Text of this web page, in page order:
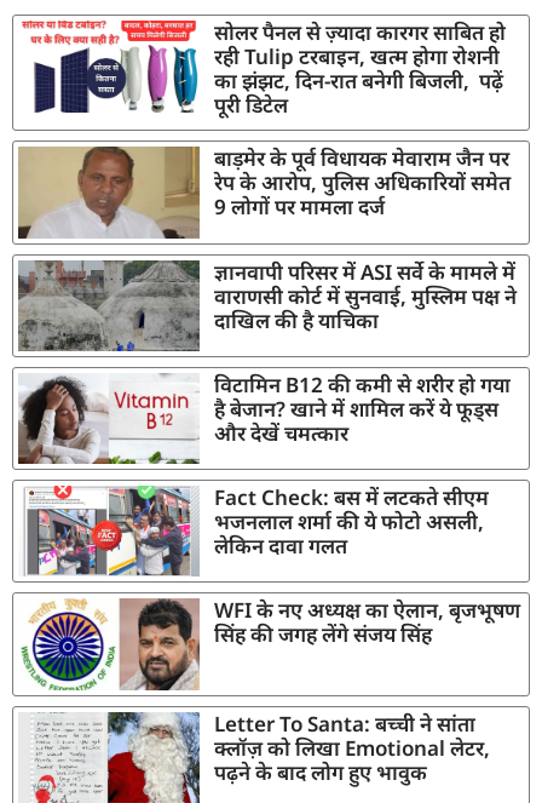
सोलर पैनल से ज़्यादा कारगर साबित हो
रही Tulip टरबाइन, खत्म होगा रोशनी
का झंझट, दिन-रात बनेगी बिजली, पढ़ें
पूरी डिटेल
बाड़मेर के पूर्व विधायक मेवाराम जैन पर
रेप के आरोप, पुलिस अधिकारियों समेत
9 लोगों पर मामला दर्ज
ज्ञानवापी परिसर में ASI सर्वे के मामले में
वाराणसी कोर्ट में सुनवाई, मुस्लिम पक्ष ने
दाखिल की है याचिका
विटामिन B12 की कमी से शरीर हो गया
है बेजान? खाने में शामिल करें ये फूड्स
और देखें चमत्कार
Fact Check: बस में लटकते सीएम
भजनलाल शर्मा की ये फोटो असली,
लेकिन दावा गलत
WFI के नए अध्यक्ष का ऐलान, बृजभूषण
सिंह की जगह लेंगे संजय सिंह
Letter To Santa: बच्ची ने सांता
क्लॉज़ को लिखा Emotional लेटर,
पढ़ने के बाद लोग हुए भावुक